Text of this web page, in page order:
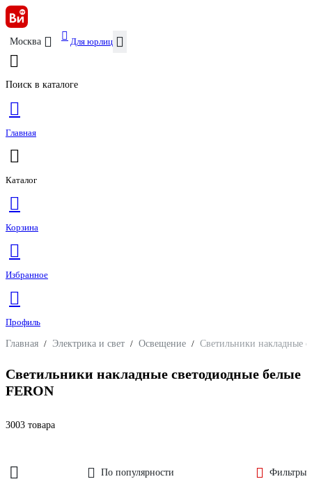
Москва Для юрлиц
Поиск в каталоге
Главная
Каталог
Корзина
Избранное
Профиль
Главная / Электрика и свет / Освещение / Светильники накладные
Светильники накладные светодиодные белые
FERON
3003 товара
По популярности Фильтры